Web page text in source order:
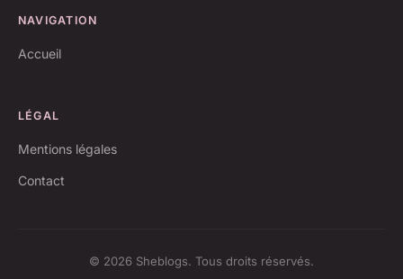
NAVIGATION
Accueil
LÉGAL
Mentions légales
Contact
© 2026 Sheblogs. Tous droits réservés.